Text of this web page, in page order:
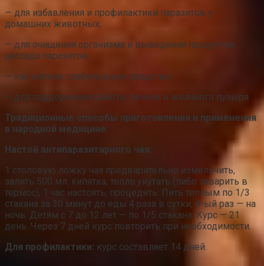
— для избавления и профилактики паразитов у
домашних животных;
— для очищения организма и выведения продуктов
распада паразитов;
— как мягкое слабительное средство;
— для поддержания работы печени и желчного пузыря.
Традиционные способы приготовления и применения
в народной медицине:
Настой антипаразитарного чая:
1 столовую ложку чая предварительно измельчить,
залить 500 мл. кипятка, тепло укутать (либо заварить в
термос), 1 час настоять, процедить. Пить теплым по 1/3
стакана за 30 минут до еды 4 раза в сутки, 4-ый раз — на
ночь. Детям с 7 до 12 лет — по 1/5 стакана. Курс — 21
день. Через 7 дней курс повторить при необходимости.
Для профилактики: курс составляет 14 дней.